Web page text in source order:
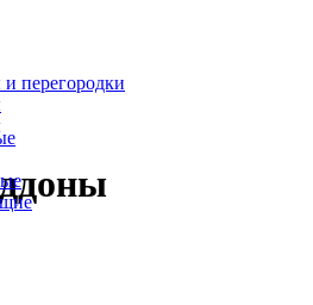
перегородки